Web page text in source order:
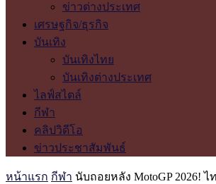
ข่าวต่างประเทศ
เศรษฐกิจ/ธุรกิจ
บันเทิง
บันเทิงไทย
บันเทิงต่างประเทศ
ไลฟ์สไตล์
กีฬา
คลิปวิดีโอ
ข่าวประชาสัมพันธ์
หน้าแรก กีฬา นับถอยหลัง MotoGP 2026!